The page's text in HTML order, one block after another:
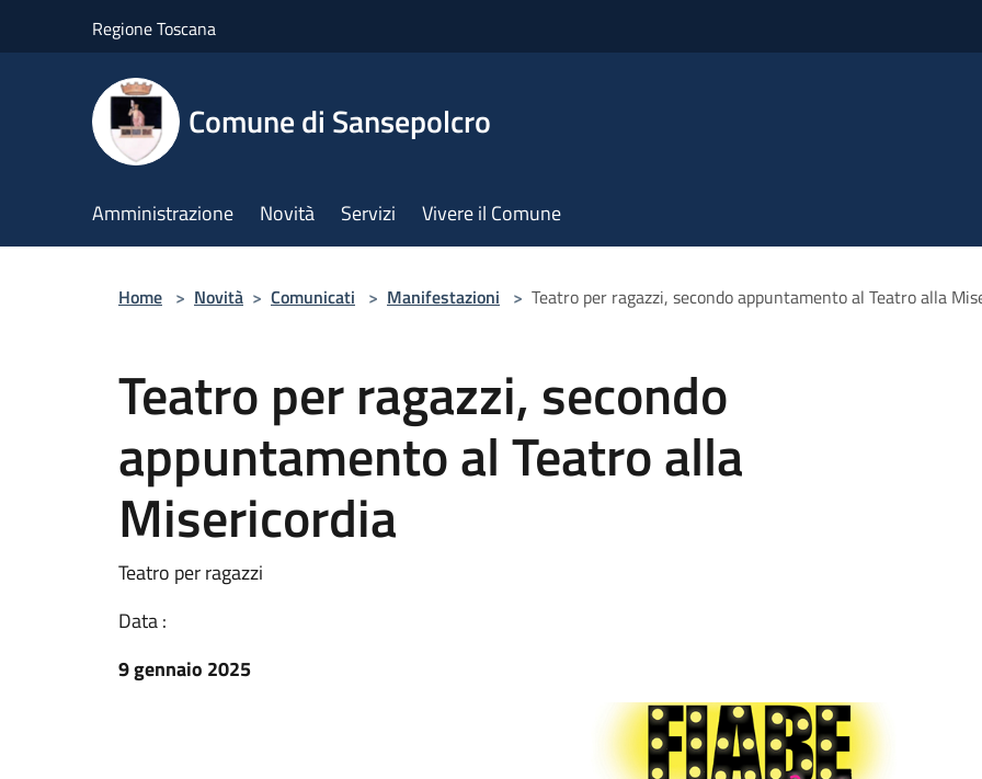
Regione Toscana
Comune di Sansepolcro
Amministrazione Novità Servizi Vivere il Comune
Home > Novità > Comunicati > Manifestazioni > Teatro per ragazzi, secondo appuntamento al Teatro alla
Teatro per ragazzi, secondo
appuntamento al Teatro alla
Misericordia
Teatro per ragazzi
Data :
9 gennaio 2025